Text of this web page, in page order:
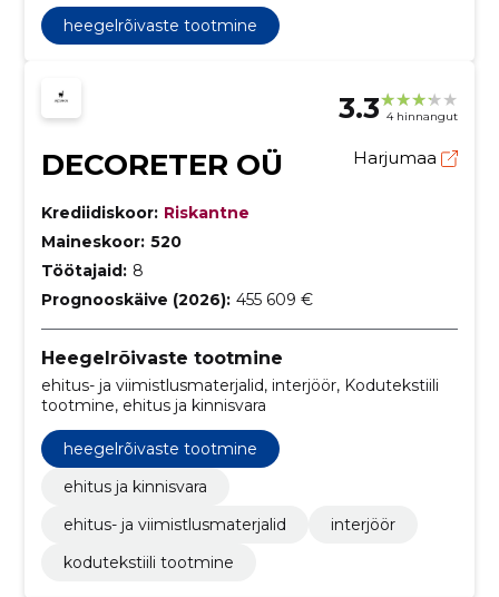
heegelrõivaste tootmine
3.3 4 hinnangut
DECORETER OÜ Harjumaa
Krediidiskoor: Riskantne
Maineskoor: 520
Töötajaid: 8
Prognooskäive (2026): 455 609 €
Heegelrõivaste tootmine
ehitus- ja viimistlusmaterjalid, interjöör, Kodutekstiili
tootmine, ehitus ja kinnisvara
heegelrõivaste tootmine
ehitus ja kinnisvara
ehitus- ja viimistlusmaterjalid
interjöör
kodutekstiili tootmine